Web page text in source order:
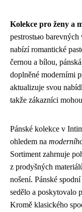
Kolekce pro ženy a
pestrostью barevných
nabízí romantické
černou a bílou,
doplněné moderními
aktualizuje svou
takže zákazníci
Pánské kolekce v
ohledem na
Sortiment zahrnuje
z prodyšných
nošení. Pánské
sedělo a poskytovalo
Kromě klasického